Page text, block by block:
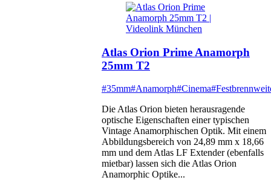
Atlas Orion Prime Anamorph
25mm T2
#35mm#Anamorph#Cinema
Die Atlas Orion bieten herausragende
optische Eigenschaften einer typischen
Vintage Anamorphischen Optik. Mit einem
Abbildungsbereich von 24,89 mm x 18,66
mm und dem Atlas LF Extender (ebenfalls
mietbar) lassen sich die Atlas Orion
Anamorphic Optike...